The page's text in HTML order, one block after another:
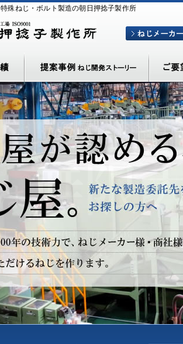
特殊ねじ・ボルト製造の朝日押捻子製作所